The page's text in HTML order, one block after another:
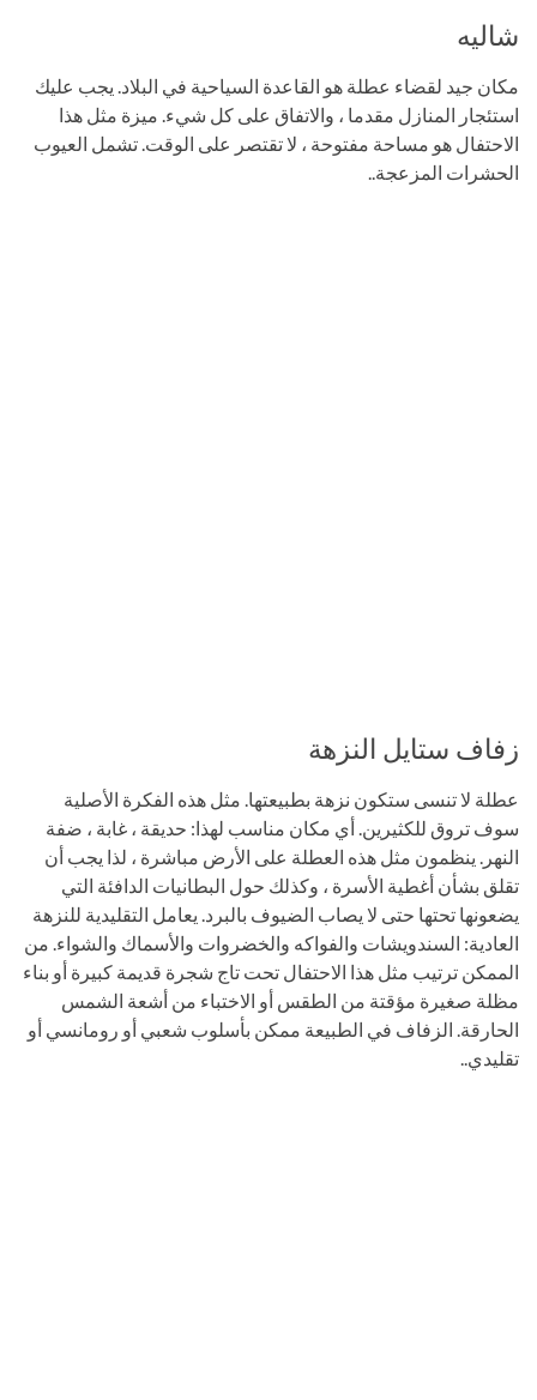
شاليه
مكان جيد لقضاء عطلة هو القاعدة السياحية في البلاد. يجب عليك
استئجار المنازل مقدما ، والاتفاق على كل شيء. ميزة مثل هذا
الاحتفال هو مساحة مفتوحة ، لا تقتصر على الوقت. تشمل العيوب
الحشرات المزعجة..
زفاف ستايل النزهة
عطلة لا تنسى ستكون نزهة بطبيعتها. مثل هذه الفكرة الأصلية
سوف تروق للكثيرين. أي مكان مناسب لهذا: حديقة ، غابة ، ضفة
النهر. ينظمون مثل هذه العطلة على الأرض مباشرة ، لذا يجب أن
تقلق بشأن أغطية الأسرة ، وكذلك حول البطانيات الدافئة التي
يضعونها تحتها حتى لا يصاب الضيوف بالبرد. يعامل التقليدية للنزهة
العادية: السندويشات والفواكه والخضروات والأسماك والشواء. من
الممكن ترتيب مثل هذا الاحتفال تحت تاج شجرة قديمة كبيرة أو بناء
مظلة صغيرة مؤقتة من الطقس أو الاختباء من أشعة الشمس
الحارقة. الزفاف في الطبيعة ممكن بأسلوب شعبي أو رومانسي أو
تقليدي..